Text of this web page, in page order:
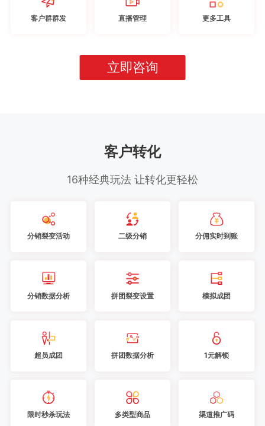
客户群群发 直播管理 更多工具
立即咨询
客户转化
16种经典玩法 让转化更轻松
分销裂变活动 二级分销 分佣实时到账
分销数据分析 拼团裂变设置 模拟成团
超员成团 拼团数据分析 1元解锁
限时秒杀玩法 多类型商品 渠道推广码